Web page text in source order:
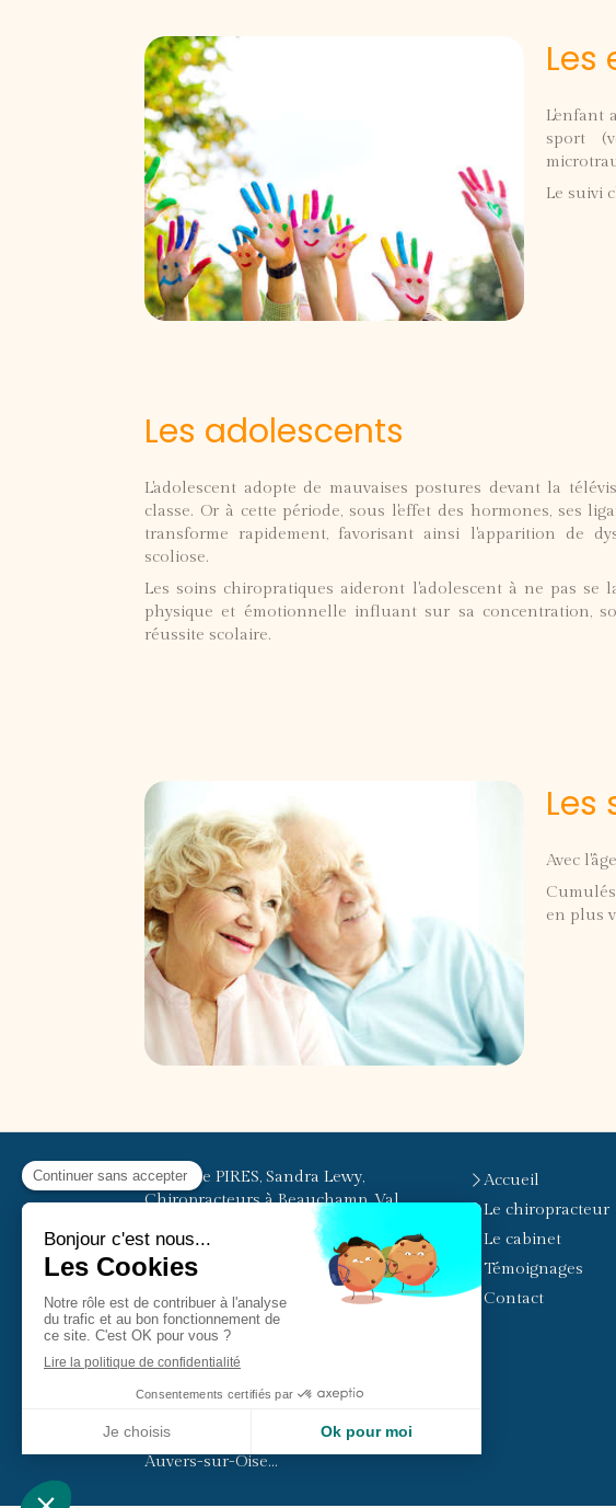
Les
L'enfant
sport
Le suivi
Les adolescents
L'adolescent adopte de mauvaises postures devant la
classe. Or à cette période, sous l'effet des hormones, ses
transforme rapidement, favorisant ainsi l'apparition de
scoliose.
Les soins chiropratiques aideront l'adolescent à ne pas se
physique et émotionnelle influant sur sa concentration,
réussite scolaire.
Les
Avec
en plus
© Elodie PIRES, Sandra Lewy,
Chiropracteurs à Beauchamp, Val
Cabinet facilement accessible
depuis Beauchamp, Pierrelaye,
Herblay, Taverny, Bessancourt, Le
Plessis-Bouchard, Cormeilles-en-
Parisis, Montigny-lès-Cormeilles,
Saint-Leu-la-Forêt, Franconville, La
Méry-sur-Oise, Sannois, Eaubonne,
Auvers-sur-Oise...
Accueil
Le chiropracteur
Le cabinet
Témoignages
Contact